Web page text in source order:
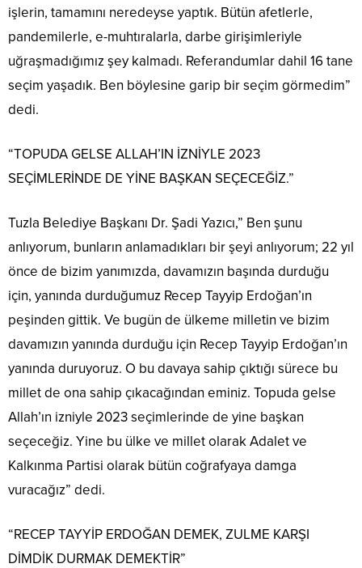
işlerin, tamamını neredeyse yaptık. Bütün afetlerle,
pandemilerle, e-muhtıralarla, darbe girişimleriyle
uğraşmadığımız şey kalmadı. Referandumlar dahil 16 tane
seçim yaşadık. Ben böylesine garip bir seçim görmedim”
dedi.
“TOPUDA GELSE ALLAH’IN İZNİYLE 2023
SEÇİMLERİNDE DE YİNE BAŞKAN SEÇECEĞİZ.”
Tuzla Belediye Başkanı Dr. Şadi Yazıcı,” Ben şunu
anlıyorum, bunların anlamadıkları bir şeyi anlıyorum; 22 yıl
önce de bizim yanımızda, davamızın başında durduğu
için, yanında durduğumuz Recep Tayyip Erdoğan’ın
peşinden gittik. Ve bugün de ülkeme milletin ve bizim
davamızın yanında durduğu için Recep Tayyip Erdoğan’ın
yanında duruyoruz. O bu davaya sahip çıktığı sürece bu
millet de ona sahip çıkacağından eminiz. Topuda gelse
Allah’ın izniyle 2023 seçimlerinde de yine başkan
seçeceğiz. Yine bu ülke ve millet olarak Adalet ve
Kalkınma Partisi olarak bütün coğrafyaya damga
vuracağız” dedi.
“RECEP TAYYİP ERDOĞAN DEMEK, ZULME KARŞI
DİMDİK DURMAK DEMEKTİR”